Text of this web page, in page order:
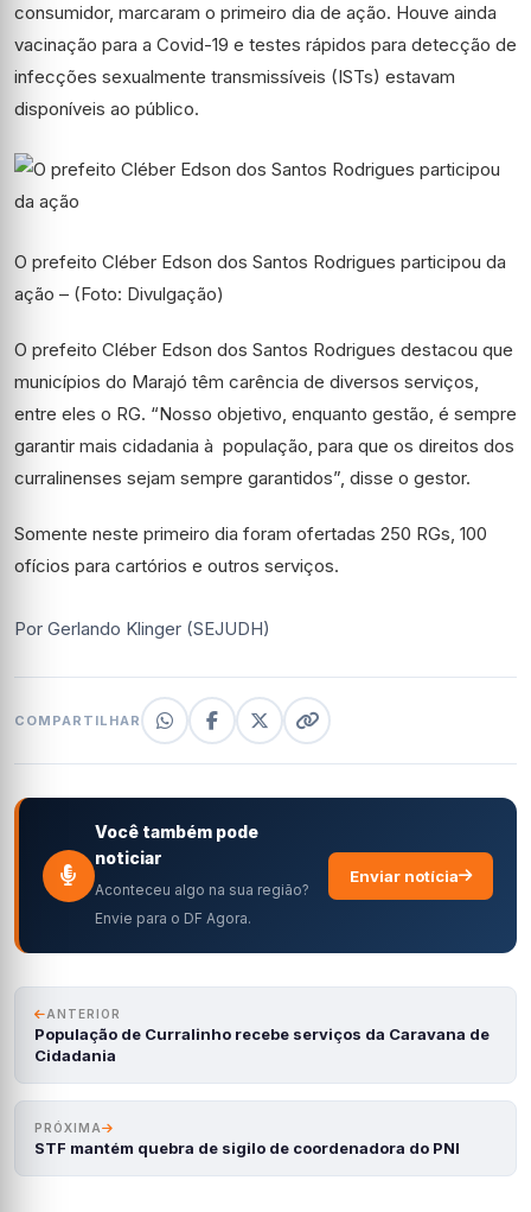
consumidor, marcaram o primeiro dia de ação. Houve ainda
vacinação para a Covid-19 e testes rápidos para detecção de
infecções sexualmente transmissíveis (ISTs) estavam
disponíveis ao público.
O prefeito Cléber Edson dos Santos Rodrigues participou da
ação – (Foto: Divulgação)
O prefeito Cléber Edson dos Santos Rodrigues destacou que
municípios do Marajó têm carência de diversos serviços,
entre eles o RG. “Nosso objetivo, enquanto gestão, é sempre
garantir mais cidadania à população, para que os direitos dos
curralinenses sejam sempre garantidos”, disse o gestor.
Somente neste primeiro dia foram ofertadas 250 RGs, 100
ofícios para cartórios e outros serviços.
Por Gerlando Klinger (SEJUDH)
COMPARTILHAR
Você também pode
noticiar
Aconteceu algo na sua região?
Envie para o DF Agora.
Enviar notícia
ANTERIOR
População de Curralinho recebe serviços da Caravana de
Cidadania
PRÓXIMA
STF mantém quebra de sigilo de coordenadora do PNI